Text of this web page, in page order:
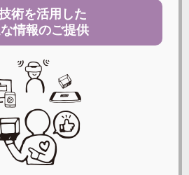
術を活用した
情報のご提供